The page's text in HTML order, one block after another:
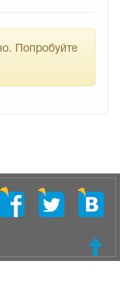
Попробуйте